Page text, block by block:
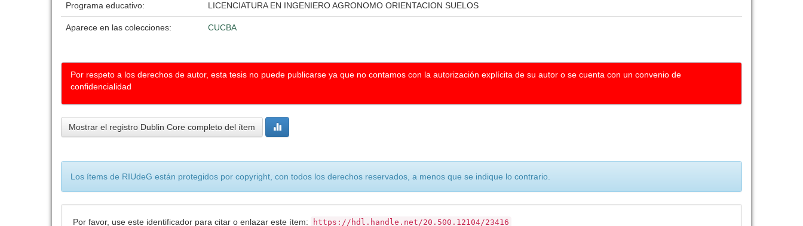
Programa educativo: LICENCIATURA EN INGENIERO AGRONOMO ORIENTACION SUELOS
Aparece en las colecciones: CUCBA
Por respeto a los derechos de autor, esta tesis no puede publicarse ya que no contamos con la autorización explícita de su autor o se cuenta con un convenio de
confidencialidad
Mostrar el registro Dublin Core completo del ítem
Los ítems de RIUdeG están protegidos por copyright, con todos los derechos reservados, a menos que se indique lo contrario.
Por favor, use este identificador para citar o enlazar este ítem: https://hdl.handle.net/20.500.12104/23416